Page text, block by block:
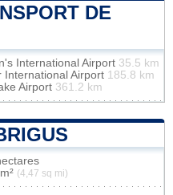
DE
International Airport 35.5 km
International Airport 185.8 km
Airport 361.2 km
(4,47 sq mi)